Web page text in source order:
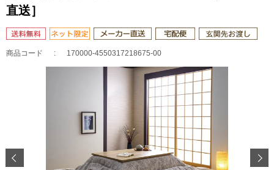
直送］
商品コード 170000-4550317218675-00